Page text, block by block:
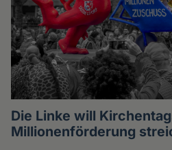
Die Linke will
Millionenförderung